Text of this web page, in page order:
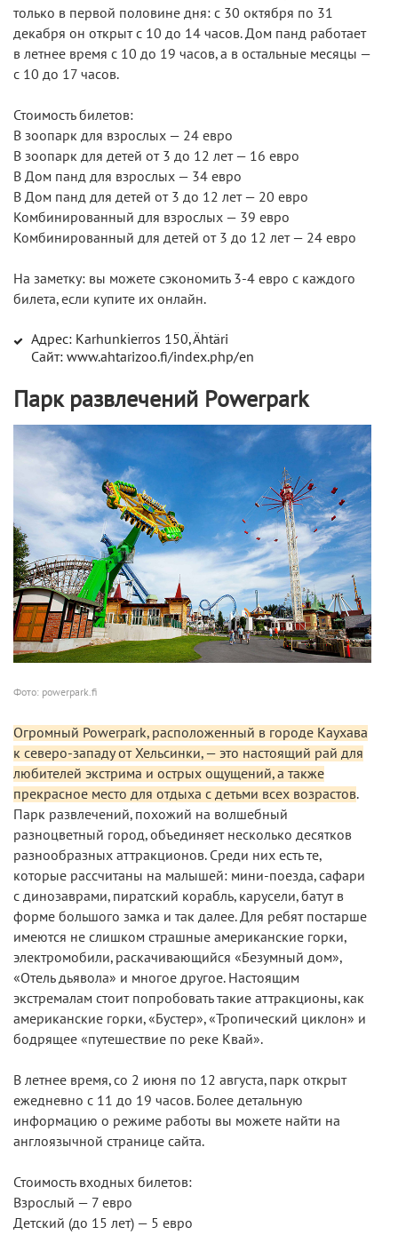
только в первой половине дня: с 30 октября по 31
декабря он открыт с 10 до 14 часов. Дом панд работает
в летнее время с 10 до 19 часов, а в остальные месяцы —
с 10 до 17 часов.
Стоимость билетов:
В зоопарк для взрослых — 24 евро
В зоопарк для детей от 3 до 12 лет — 16 евро
В Дом панд для взрослых — 34 евро
В Дом панд для детей от 3 до 12 лет — 20 евро
Комбинированный для взрослых — 39 евро
Комбинированный для детей от 3 до 12 лет — 24 евро
На заметку: вы можете сэкономить 3-4 евро с каждого
билета, если купите их онлайн.
Адрес: Karhunkierros 150, Ähtäri
Сайт: www.ahtarizoo.fi/index.php/en
Парк развлечений Powerpark
Фото: powerpark.fi
Огромный Powerpark, расположенный в городе Каухава
к северо-западу от Хельсинки, — это настоящий рай для
любителей экстрима и острых ощущений, а также
прекрасное место для отдыха с детьми всех возрастов.
Парк развлечений, похожий на волшебный
разноцветный город, объединяет несколько десятков
разнообразных аттракционов. Среди них есть те,
которые рассчитаны на малышей: мини-поезда, сафари
с динозаврами, пиратский корабль, карусели, батут в
форме большого замка и так далее. Для ребят постарше
имеются не слишком страшные американские горки,
электромобили, раскачивающийся «Безумный дом»,
«Отель дьявола» и многое другое. Настоящим
экстремалам стоит попробовать такие аттракционы, как
американские горки, «Бустер», «Тропический циклон» и
бодрящее «путешествие по реке Квай».
В летнее время, со 2 июня по 12 августа, парк открыт
ежедневно с 11 до 19 часов. Более детальную
информацию о режиме работы вы можете найти на
англоязычной странице сайта.
Стоимость входных билетов:
Взрослый — 7 евро
Детский (до 15 лет) — 5 евро